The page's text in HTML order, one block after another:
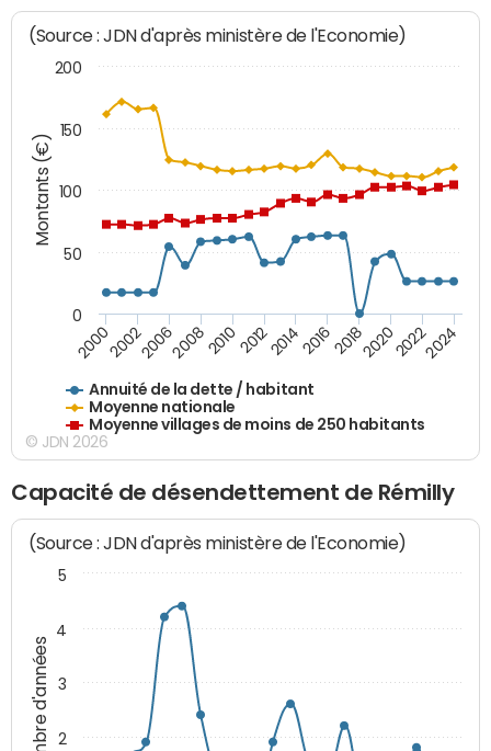
Montants (€)
(Source : JDN d'après ministère de l'Economie)
Annuité de la dette / habitant
Moyenne nationale
Moyenne villages de moins de 250 habitants
200020022006200820102012201420162018202020222024
0
50
100
150
200
© JDN 2026
Capacité de désendettement de Rémilly
Nombre d'années
(Source : JDN d'après ministère de l'Economie)
2
3
4
5